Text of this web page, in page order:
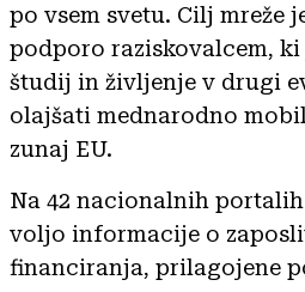
po vsem svetu. Cilj mreže
podporo raziskovalcem,
študij in življenje v drugi
olajšati mednarodno
zunaj EU.
Na 42 nacionalnih portalih
voljo informacije o
financiranja, prilagojene